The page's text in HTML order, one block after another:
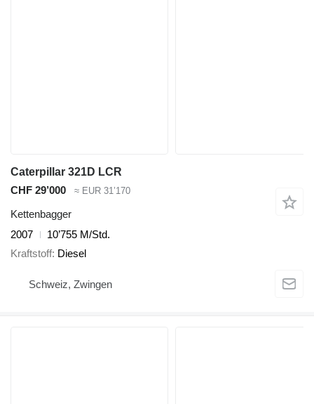
Caterpillar 321D LCR
CHF 29’000
≈ EUR 31’170
Kettenbagger
2007
10’755 M/Std.
Kraftstoff Diesel
Schweiz, Zwingen